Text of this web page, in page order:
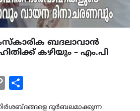
ബദലാവാൻ
കഴിയും – എം.പി
Copy
ദുർബലമാക്കുന്ന